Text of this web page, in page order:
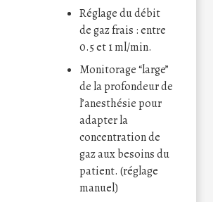
Réglage du débit
de gaz frais : entre
0.5 et 1 ml/min.
Monitorage “large”
de la profondeur de
l’anesthésie pour
adapter la
concentration de
gaz aux besoins du
patient. (réglage
manuel)